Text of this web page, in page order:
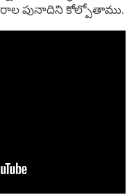
పునాదిని కోల్పోతాము.